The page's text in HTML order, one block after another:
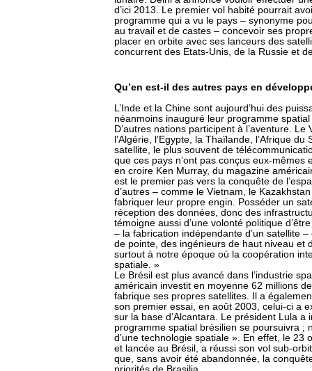
d’ici 2013. Le premier vol habité pourrait
programme qui a vu le pays – synonyme
au travail et de castes – concevoir ses
placer en orbite avec ses lanceurs des
concurrent des Etats-Unis, de la Russie et
Qu’en est-il des autres pays en
L’Inde et la Chine sont aujourd’hui des
néanmoins inauguré leur programme
D’autres nations participent à l’aventure.
l’Algérie, l’Egypte, la Thaïlande, l’Afrique
satellite, le plus souvent de
que ces pays n’ont pas conçus eux-
en croire Ken Murray, du magazine
est le premier pas vers la conquête de
d’autres – comme le Vietnam, le
fabriquer leur propre engin. Posséder un
réception des données, donc des
témoigne aussi d’une volonté politique
– la fabrication indépendante d’un satellite
de pointe, des ingénieurs de haut niveau et
surtout à notre époque où la coopération
spatiale. »
Le Brésil est plus avancé dans l’industrie
américain investit en moyenne 62 millions
fabrique ses propres satellites. Il a
son premier essai, en août 2003, celui-ci a
sur la base d’Alcantara. Le président Lula
programme spatial brésilien se poursuivra ;
d’une technologie spatiale ». En effet, le 23
et lancée au Brésil, a réussi son vol sub-
que, sans avoir été abandonnée, la